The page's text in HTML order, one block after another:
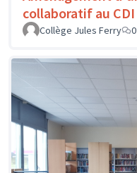
collaboratif au CDI
Collège Jules Ferry
0